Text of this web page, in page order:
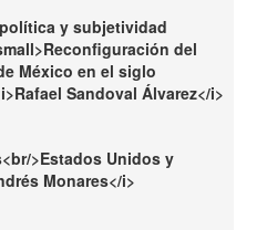
y subjetividad
del
México en el siglo
Sandoval Álvarez</i>
>Estados Unidos y
Monares</i>